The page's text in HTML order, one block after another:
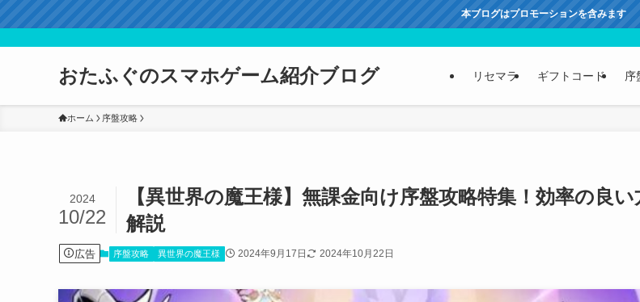
本ブログはプロモーションを含みます
おたふぐのスマホゲーム紹介ブログ リセマラ ギフトコード 序
ホーム 序盤攻略
【異世界の魔王様】無課金向け序盤攻略特集！効率の良
解説
2024
10/22
広告 序盤攻略 異世界の魔王様 2024年9月17日 2024年10月22日